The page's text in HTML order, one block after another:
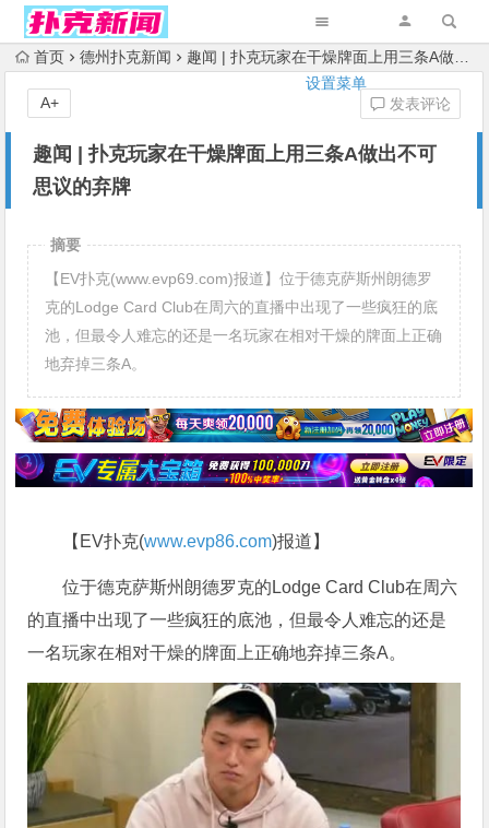
设置菜单
首页 德州扑克新闻 趣闻 | 扑克玩家在干燥牌面上用三条A做出不可思议的弃牌
趣闻 | 扑克玩家在干燥牌面上用三条A做出不可
思议的弃牌
发表评论
A+
摘要
【EV扑克(www.evp69.com)报道】位于德克萨斯州朗德罗
克的Lodge Card Club在周六的直播中出现了一些疯狂的底
池，但最令人难忘的还是一名玩家在相对干燥的牌面上正确
地弃掉三条A。
【EV扑克(www.evp86.com)报道】
位于德克萨斯州朗德罗克的Lodge Card Club在周六
的直播中出现了一些疯狂的底池，但最令人难忘的还是
一名玩家在相对干燥的牌面上正确地弃掉三条A。